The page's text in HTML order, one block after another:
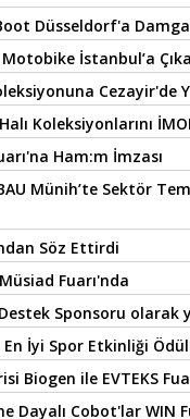
Düsseldorf'a
İstanbul’a
Cezayir'de
Koleksiyonlarını
Ham:m İmzası
Münih’te Sektör
Söz Ettirdi
Fuarı'nda
Sponsoru olarak
En İyi Spor Etkinliği
Biogen ile EVTEKS
Dayalı Cobot'lar WIN